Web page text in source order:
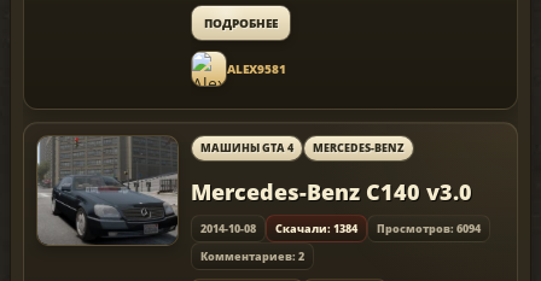
ПОДРОБНЕЕ
ALEX9581
МАШИНЫ GTA 4 MERCEDES-BENZ
Mercedes-Benz C140 v3.0
2014-10-08 Скачали: 1384
Просмотров: 6094
Комментариев: 2